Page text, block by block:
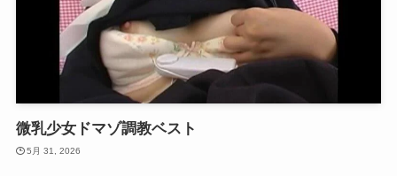
微乳少女ドマゾ調教ベスト
5月 31, 2026